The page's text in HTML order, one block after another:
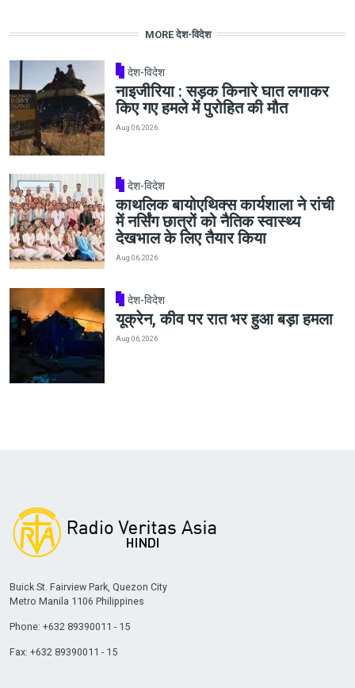
MORE देश-विदेश
देश-विदेश
नाइजीरिया : सड़क किनारे घात लगाकर
किए गए हमले में पुरोहित की मौत
Aug 06, 2026
देश-विदेश
काथलिक बायोएथिक्स कार्यशाला ने रांची
में नर्सिंग छात्रों को नैतिक स्वास्थ्य
देखभाल के लिए तैयार किया
Aug 06, 2026
देश-विदेश
यूक्रेन, कीव पर रात भर हुआ बड़ा हमला
Aug 06, 2026
Buick St. Fairview Park, Quezon City
Metro Manila 1106 Philippines
Phone: +632 89390011 - 15
Fax: +632 89390011 - 15